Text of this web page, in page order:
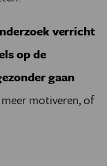
verricht
op de
gaan
motiveren, of